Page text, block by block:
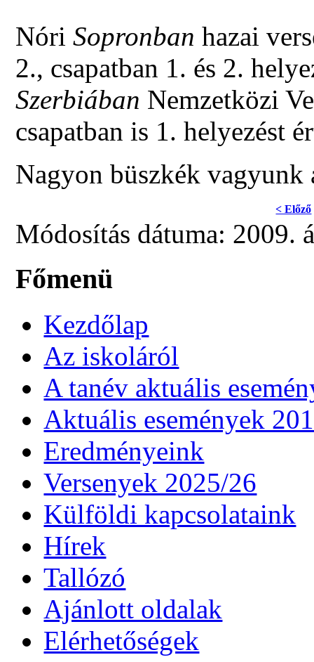
NóriSopronbanhazai
2., csapatban 1. és 2.
Szerbiában Nemzetközi
csapatban is 1. helyezést
Nagyon büszkék
< Előző
Módosítás dátuma:
Főmenü
Kezdőlap
Az iskoláról
A tanév aktuális
Aktuális események
Eredményeink
Versenyek 2025/26
Külföldi kapcsolataink
Hírek
Tallózó
Ajánlott oldalak
Elérhetőségek